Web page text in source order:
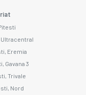
Eremia
Gavana 3
Trivale
Nord